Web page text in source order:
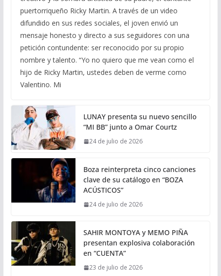
puertorriqueño Ricky Martin. A través de un video
difundido en sus redes sociales, el joven envió un
mensaje honesto y directo a sus seguidores con una
petición contundente: ser reconocido por su propio
nombre y talento. “Yo no quiero que me vean como el
hijo de Ricky Martin, ustedes deben de verme como
Valentino. Mi
LUNAY presenta su nuevo sencillo
“MI BB” junto a Omar Courtz
24 de julio de 2026
Boza reinterpreta cinco canciones
clave de su catálogo en “BOZA
ACÚSTICOS”
24 de julio de 2026
SAHIR MONTOYA y MEMO PIÑA
presentan explosiva colaboración
en “CUENTA”
23 de julio de 2026